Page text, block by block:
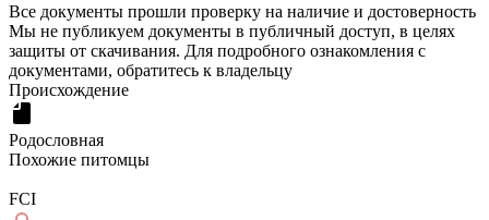
Все документы прошли проверку на наличие и достоверность
Мы не публикуем документы в публичный доступ, в целях
защиты от скачивания. Для подробного ознакомления с
документами, обратитесь к владельцу
Происхождение
Родословная
Похожие питомцы
FCI